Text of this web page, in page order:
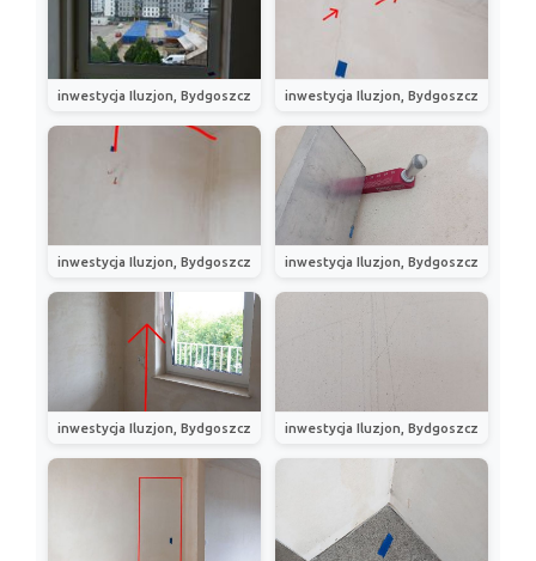
inwestycja Iluzjon, Bydgoszcz inwestycja Iluzjon, Bydgoszcz
inwestycja Iluzjon, Bydgoszcz inwestycja Iluzjon, Bydgoszcz
inwestycja Iluzjon, Bydgoszcz inwestycja Iluzjon, Bydgoszcz